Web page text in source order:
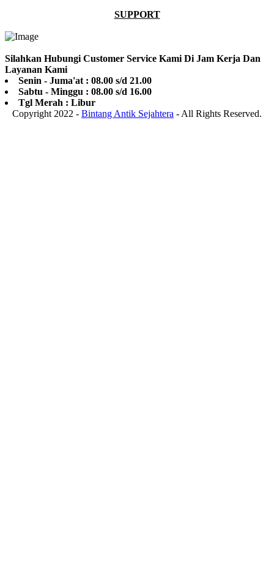
SUPPORT
Silahkan Hubungi Customer Service Kami Di Jam Kerja Dan
Layanan Kami
Senin - Juma'at : 08.00 s/d 21.00
Sabtu - Minggu : 08.00 s/d 16.00
Tgl Merah : Libur
Copyright 2022 - Bintang Antik Sejahtera - All Rights Reserved.